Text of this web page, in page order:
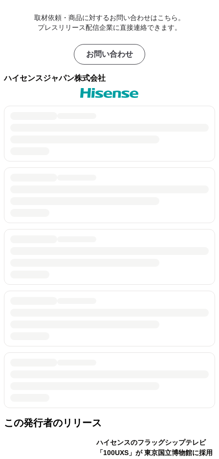
取材依頼・商品に対するお問い合わせはこちら。
プレスリリース配信企業に直接連絡できます。
お問い合わせ
ハイセンスジャパン株式会社
この発行者のリリース
ハイセンスのフラッグシップテレビ
「100UXS」が 東京国立博物館に採用